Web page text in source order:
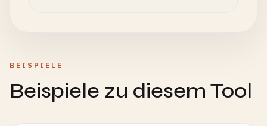
BEISPIELE
Beispiele zu diesem Tool